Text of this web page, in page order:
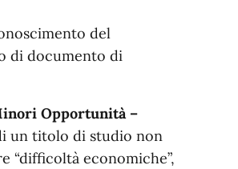
del
di documento di
Opportunità –
un titolo di studio non
“difficoltà economiche”,